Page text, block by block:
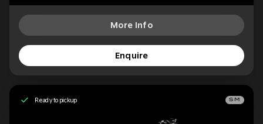
More Info
Enquire
Ready to pickup SM